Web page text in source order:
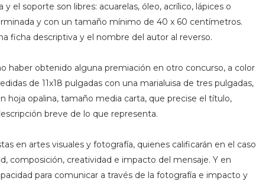
el soporte son libres: acuarelas, óleo, acrílico, lápices o
y con un tamaño mínimo de 40 x 60 centímetros.
ficha descriptiva y el nombre del autor al reverso.
haber obtenido alguna premiación en otro concurso, a color
de 11x18 pulgadas con una marialuisa de tres pulgadas,
hoja opalina, tamaño media carta, que precise el título,
breve de lo que representa.
en artes visuales y fotografía, quienes calificarán en el caso
composición, creatividad e impacto del mensaje. Y en
para comunicar a través de la fotografía e impacto y